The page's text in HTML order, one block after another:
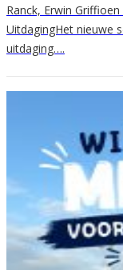
Ranck, Erwin
UitdagingHet nieuwe
uitdaging….